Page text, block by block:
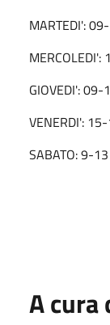
MARTEDI':
MERCOLEDI':
GIOVEDI': 09-
VENERDI':
SABATO: 9-
A cura